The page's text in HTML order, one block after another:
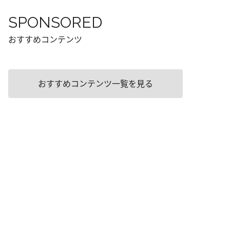
SPONSORED
おすすめコンテンツ
おすすめコンテンツ一覧を見る